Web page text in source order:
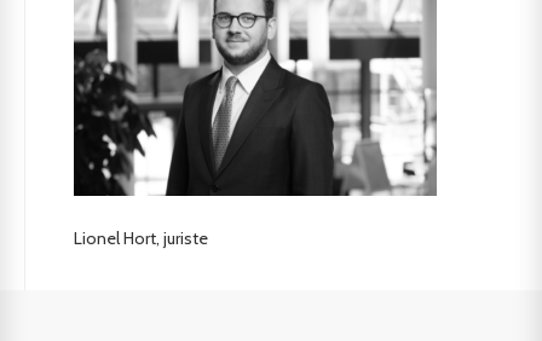
Lionel Hort, juriste